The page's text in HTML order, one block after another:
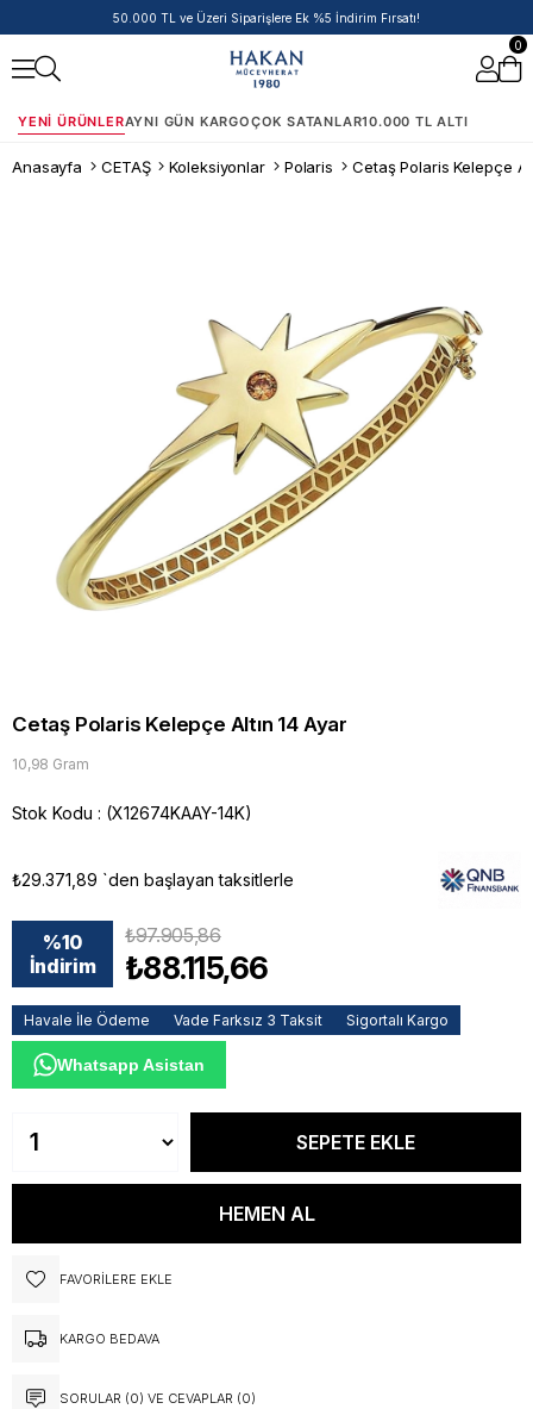
50.000 TL ve Üzeri Siparişlere Ek %5 İndirim Fırsatı!
0
YENI ÜRÜNLERAYNI GÜN KARGOÇOK SATANLAR10.000 TL ALTI
Anasayfa CETAŞ Koleksiyonlar Polaris Cetaş Polaris Kelepçe
Cetaş Polaris Kelepçe Altın 14 Ayar
10,98 Gram
Stok Kodu (X12674KAAY-14K)
₺29.371,89 `den başlayan taksitlerle
%10
İndirim
₺97.905,86
₺88.115,66
Havale İle Ödeme Vade Farksız 3 Taksit Sigortalı Kargo
Whatsapp Asistan
FAVORILERE EKLE
KARGO BEDAVA
SORULAR (0) VE CEVAPLAR (0)